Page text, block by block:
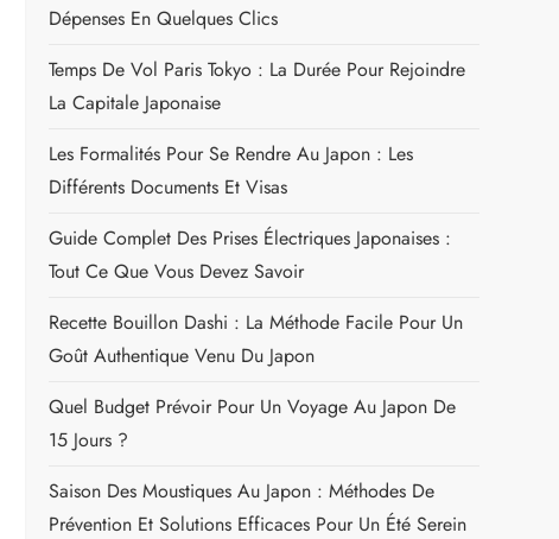
Dépenses En Quelques Clics
Temps De Vol Paris Tokyo : La Durée Pour Rejoindre
La Capitale Japonaise
Les Formalités Pour Se Rendre Au Japon : Les
Différents Documents Et Visas
Guide Complet Des Prises Électriques Japonaises :
Tout Ce Que Vous Devez Savoir
Recette Bouillon Dashi : La Méthode Facile Pour Un
Goût Authentique Venu Du Japon
Quel Budget Prévoir Pour Un Voyage Au Japon De
15 Jours ?
Saison Des Moustiques Au Japon : Méthodes De
Prévention Et Solutions Efficaces Pour Un Été Serein